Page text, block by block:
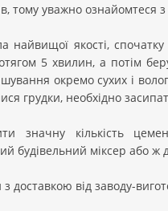
тому уважно
якості, спочатку
5 хвилин, а потім
окремо сухих і
грудки, необхідно
значну кількість
будівельний міксер або
доставкою від заводу-